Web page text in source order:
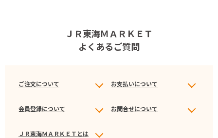
ＪＲ東海ＭＡＲＫＥＴ
よくあるご質問
ご注文について お支払いについて
会員登録について お問合せについて
ＪＲ東海ＭＡＲＫＥＴとは